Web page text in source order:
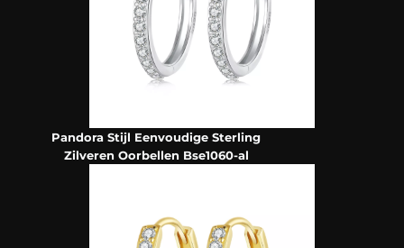
Pandora Stijl Eenvoudige Sterling
Zilveren Oorbellen Bse1060-al